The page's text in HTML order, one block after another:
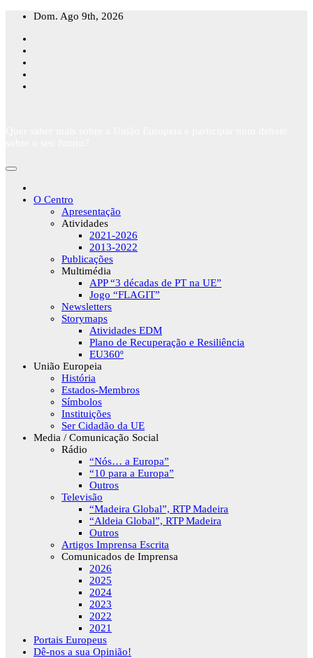
Skip
content
Dom. Ago 9th, 2026
O Centro
Apresentação
Atividades
2021-2026
2013-2022
Publicações
Multimédia
APP “3 décadas de PT na UE”
Jogo “FLAGIT”
Newsletters
Storymaps
Atividades EDM
Plano de Recuperação e Resiliência
EU360º
União Europeia
História
Estados-Membros
Símbolos
Instituições
Ser Cidadão da UE
Media / Comunicação Social
Rádio
“Nós… a Europa”
“10 para a Europa”
Outros
Televisão
“Madeira Global”, RTP Madeira
“Aldeia Global”, RTP Madeira
Outros
Artigos Imprensa Escrita
Comunicados de Imprensa
2026
2025
2024
2023
2022
2021
Portais Europeus
Dê-nos a sua Opinião!